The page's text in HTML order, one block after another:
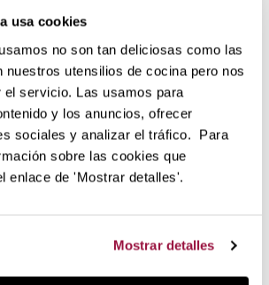
usa cookies
no son tan deliciosas como las
nuestros utensilios de cocina pero nos
el servicio. Las usamos para
y los anuncios, ofrecer
sociales y analizar el tráfico. Para
sobre las cookies que
enlace de 'Mostrar detalles'.
Mostrar detalles
es por lo general uncuchillo pequeño
de 14cm para los usuarios que
y de 17cm para tamaños normales.
de este cuchillo están para evitar